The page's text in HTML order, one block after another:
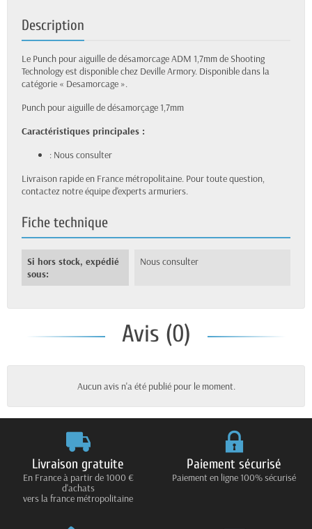
Description
Le Punch pour aiguille de désamorcage ADM 1,7mm de Shooting
Technology est disponible chez Deville Armory. Disponible dans la
catégorie « Desamorcage ».
Punch pour aiguille de désamorçage 1,7mm
Caractéristiques principales :
: Nous consulter
Livraison rapide en France métropolitaine. Pour toute question,
contactez notre équipe d'experts armuriers.
Fiche technique
Si hors stock, expédié
sous:
Nous consulter
Avis (0)
Aucun avis n'a été publié pour le moment.
Livraison gratuite
En France à partir de 1000 €
d'achats
vers la france métropolitaine
Paiement sécurisé
Paiement en ligne 100% sécurisé